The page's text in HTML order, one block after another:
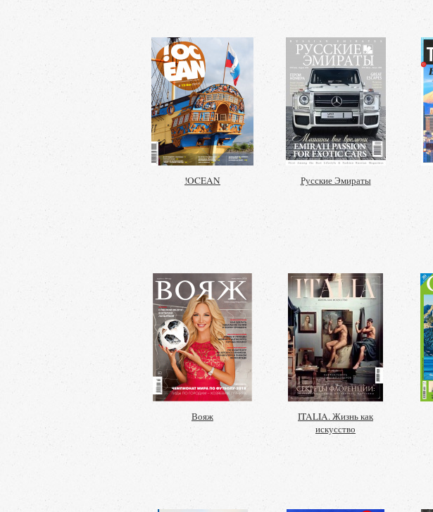
!OCEAN Русские Эмираты
Вояж
ITALIA. Жизнь как
искусство